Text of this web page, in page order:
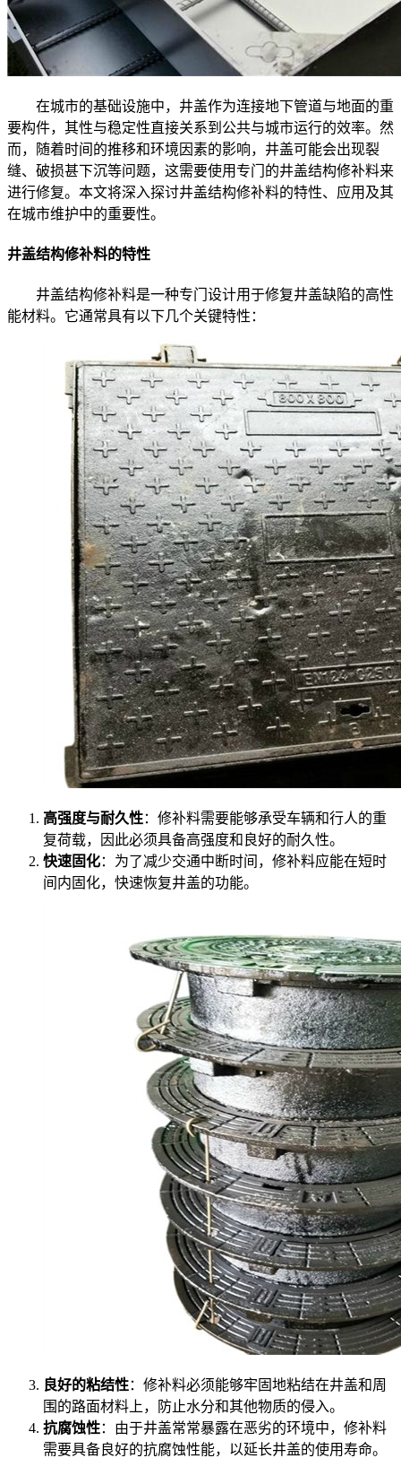
在城市的基础设施中，井盖作为连接地下管道与地面的重
要构件，其性与稳定性直接关系到公共与城市运行的效率。然
而，随着时间的推移和环境因素的影响，井盖可能会出现裂
缝、破损甚下沉等问题，这需要使用专门的井盖结构修补料来
进行修复。本文将深入探讨井盖结构修补料的特性、应用及其
在城市维护中的重要性。
井盖结构修补料的特性
井盖结构修补料是一种专门设计用于修复井盖缺陷的高性
能材料。它通常具有以下几个关键特性：
高强度与耐久性：修补料需要能够承受车辆和行人的重
复荷载，因此必须具备高强度和良好的耐久性。
快速固化：为了减少交通中断时间，修补料应能在短时
间内固化，快速恢复井盖的功能。
良好的粘结性：修补料必须能够牢固地粘结在井盖和周
围的路面材料上，防止水分和其他物质的侵入。
抗腐蚀性：由于井盖常常暴露在恶劣的环境中，修补料
需要具备良好的抗腐蚀性能，以延长井盖的使用寿命。